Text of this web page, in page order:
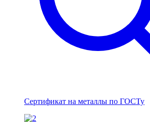
Сертификат на металлы по ГОСТу